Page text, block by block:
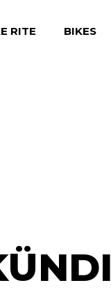
RITE BIKES